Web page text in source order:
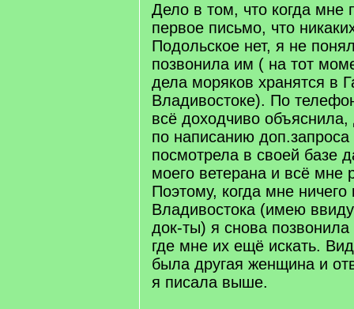
Дело в том, что когда
первое письмо, что
Подольское нет, я не
позвонила им ( на тот
дела моряков хранятся в
Владивостоке). По
всё доходчиво
по написанию
посмотрела в своей базе
моего ветерана и всё мне
Поэтому, когда мне
Владивостока (имею
док-ты) я снова позвонила
где мне их ещё искать.
была другая женщина и
я писала выше.